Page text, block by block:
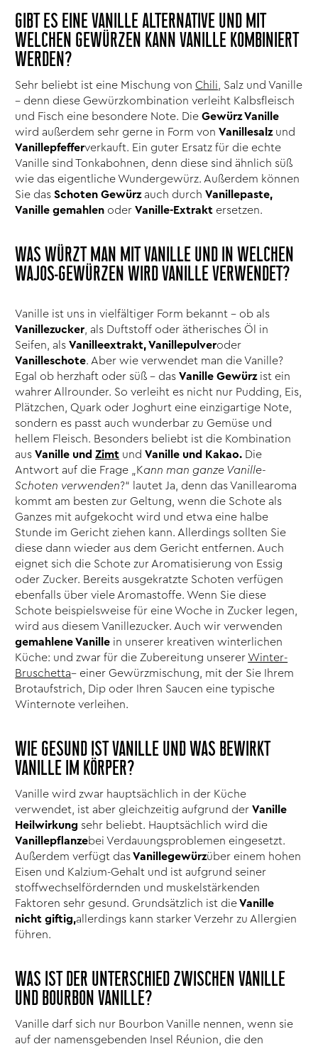
GIBT ES EINE VANILLE ALTERNATIVE UND MIT
WELCHEN GEWÜRZEN KANN VANILLE KOMBINIERT
WERDEN?
Sehr beliebt ist eine Mischung vonChili, Salz und Vanille
– denn diese Gewürzkombination verleiht Kalbsfleisch
und Fisch eine besondere Note. DieGewürz Vanille
wird außerdem sehr gerne in Form vonVanillesalzund
Vanillepfefferverkauft. Ein guter Ersatz für die echte
Vanille sind Tonkabohnen, denn diese sind ähnlich süß
wie das eigentliche Wundergewürz. Außerdem können
Sie dasSchoten Gewürzauch durchVanillepaste,
Vanille gemahlen oderVanille-Extrakt ersetzen.
WAS WÜRZT MAN MIT VANILLE UND IN WELCHEN
WAJOS-GEWÜRZEN WIRD VANILLE VERWENDET?
Vanille ist uns in vielfältiger Form bekannt – ob als
Vanillezucker, als Duftstoff oder ätherisches Öl in
Seifen, alsVanilleextrakt, Vanillepulveroder
Vanilleschote. Aber wie verwendet man die Vanille?
Egal ob herzhaft oder süß – dasVanille Gewürzist ein
wahrer Allrounder. So verleiht es nicht nur Pudding, Eis,
Plätzchen, Quark oder Joghurt eine einzigartige Note,
sondern es passt auch wunderbar zu Gemüse und
hellem Fleisch. Besonders beliebt ist die Kombination
ausVanille undZimt undVanille und Kakao. Die
Antwort auf die Frage „Kann man ganze Vanille-
Schoten verwenden?“ lautet Ja, denn das Vanillearoma
kommt am besten zur Geltung, wenn die Schote als
Ganzes mit aufgekocht wird und etwa eine halbe
Stunde im Gericht ziehen kann. Allerdings sollten Sie
diese dann wieder aus dem Gericht entfernen. Auch
eignet sich die Schote zur Aromatisierung von Essig
oder Zucker. Bereits ausgekratzte Schoten verfügen
ebenfalls über viele Aromastoffe. Wenn Sie diese
Schote beispielsweise für eine Woche in Zucker legen,
wird aus diesem Vanillezucker. Auch wir verwenden
gemahlene Vanille in unserer kreativen winterlichen
Küche: und zwar für die Zubereitung unserer Winter-
Bruschetta– einer Gewürzmischung, mit der Sie Ihrem
Brotaufstrich, Dip oder Ihren Saucen eine typische
Winternote verleihen.
WIE GESUND IST VANILLE UND WAS BEWIRKT
VANILLE IM KÖRPER?
Vanille wird zwar hauptsächlich in der Küche
verwendet, ist aber gleichzeitig aufgrund derVanille
Heilwirkung sehr beliebt. Hauptsächlich wird die
Vanillepflanzebei Verdauungsproblemen eingesetzt.
Außerdem verfügt dasVanillegewürzüber einem hohen
Eisen und Kalzium-Gehalt und ist aufgrund seiner
stoffwechselfördernden und muskelstärkenden
Faktoren sehr gesund. Grundsätzlich ist dieVanille
nicht giftig,allerdings kann starker Verzehr zu Allergien
führen.
WAS IST DER UNTERSCHIED ZWISCHEN VANILLE
UND BOURBON VANILLE?
Vanille darf sich nur Bourbon Vanille nennen, wenn sie
auf der namensgebenden Insel Réunion, die den